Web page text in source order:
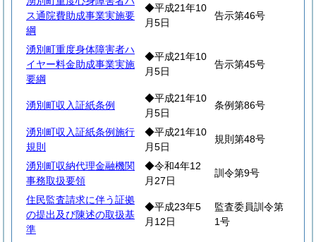
ス通院費助成事業実施要
綱
◆平成21年10
月5日
告示第46号
湧別町重度身体障害者ハ
イヤー料金助成事業実施
要綱
◆平成21年10
月5日
告示第45号
湧別町収入証紙条例
◆平成21年10
月5日
条例第86号
湧別町収入証紙条例施行
規則
◆平成21年10
月5日
規則第48号
湧別町収納代理金融機関
事務取扱要領
◆令和4年12
月27日
訓令第9号
住民監査請求に伴う証拠
の提出及び陳述の取扱基
準
◆平成23年5
月12日
監査委員訓令第
1号